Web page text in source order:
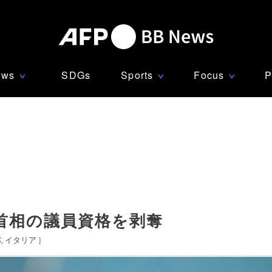
∨ SDGs Sports ∨ Focus ∨
相の議員資格を剥奪
イタリア ]